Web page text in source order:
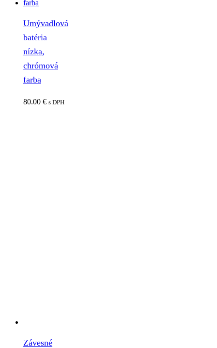
Umývadlová
batéria
nízka,
chrómová
farba
80.00 € s DPH
Závesné